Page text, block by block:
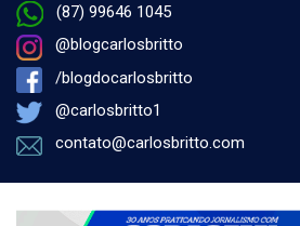
(87) 99646 1045
@blogcarlosbritto
/blogdocarlosbritto
@carlosbritto1
contato@carlosbritto.com